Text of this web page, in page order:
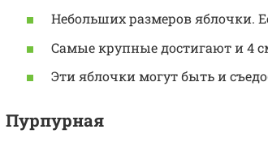
Небольших размеров яблочки.
Самые крупные достигают и 4
Эти яблочки могут быть и
Пурпурная